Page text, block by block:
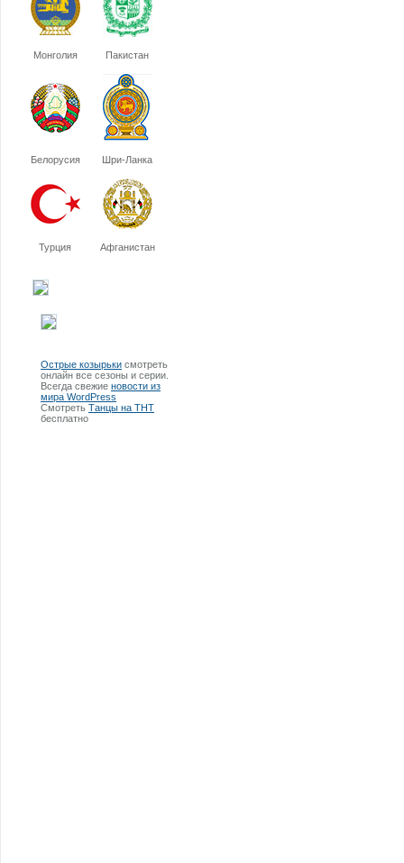
Монголия Пакистан
Белорусия Шри-Ланка
Турция Афганистан
Острые козырьки смотреть
онлайн все сезоны и серии.
Всегда свежие новости из
мира WordPress
Смотреть Танцы на ТНТ
бесплатно